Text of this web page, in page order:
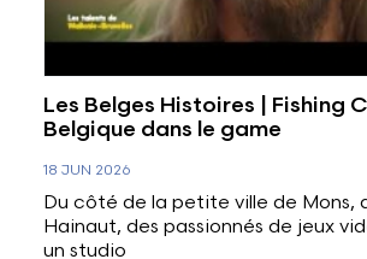
Les Belges Histoires | Fishing
Belgique dans le game
18 JUN 2026
Du côté de la petite ville de Mons,
Hainaut, des passionnés de jeux
un studio